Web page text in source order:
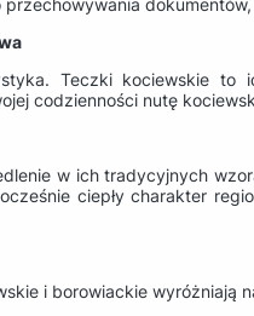
Teczki kociewskie to
codzienności nutę
w ich tradycyjnych
ciepły charakter
i borowiackie wyróżniają